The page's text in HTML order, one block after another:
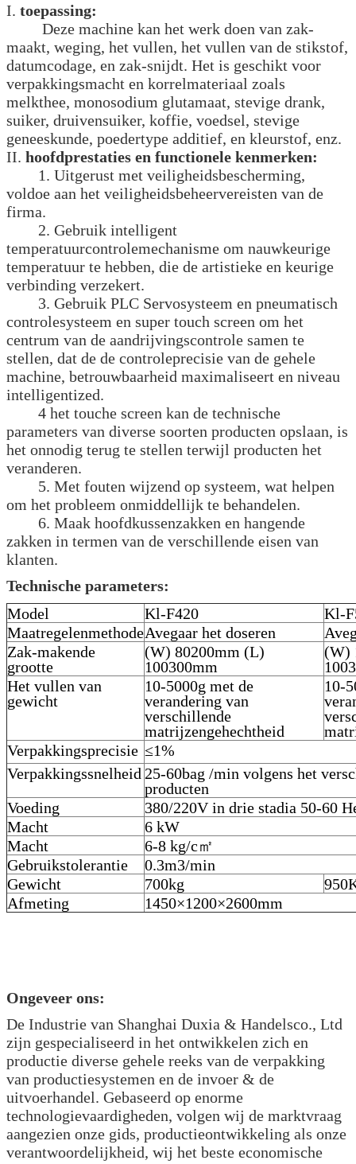
I. toepassing:
Deze machine kan het werk doen van zak-
maakt, weging, het vullen, het vullen van de stikstof,
datumcodage, en zak-snijdt. Het is geschikt voor
verpakkingsmacht en korrelmateriaal zoals
melkthee, monosodium glutamaat, stevige drank,
suiker, druivensuiker, koffie, voedsel, stevige
geneeskunde, poedertype additief, en kleurstof, enz.
II. hoofdprestaties en functionele kenmerken:
1. Uitgerust met veiligheidsbescherming,
voldoe aan het veiligheidsbeheervereisten van de
firma.
2. Gebruik intelligent
temperatuurcontrolemechanisme om nauwkeurige
temperatuur te hebben, die de artistieke en keurige
verbinding verzekert.
3. Gebruik PLC Servosysteem en pneumatisch
controlesysteem en super touch screen om het
centrum van de aandrijvingscontrole samen te
stellen, dat de de controleprecisie van de gehele
machine, betrouwbaarheid maximaliseert en niveau
intelligentized.
4 het touche screen kan de technische
parameters van diverse soorten producten opslaan, is
het onnodig terug te stellen terwijl producten het
veranderen.
5. Met fouten wijzend op systeem, wat helpen
om het probleem onmiddellijk te behandelen.
6. Maak hoofdkussenzakken en hangende
zakken in termen van de verschillende eisen van
klanten.
Technische parameters:
Model
Kl-F420
Kl-
MaatregelenmethodeAvegaar het doseren
Zak-makende
grootte
(W) 80200mm (L)
100300mm
(W)
Het vullen van
gewicht
10-5000g met de
verandering van
verschillende
matrijzengehechtheid
10-
Verpakkingsprecisie ≤1%
Verpakkingssnelheid 25-60bag /min volgens het
producten
Voeding
380/220V in drie stadia 50-60
Macht
6 kW
Macht
6-8 kg/c㎡
Gebruikstolerantie
0.3m3/min
Gewicht
700kg
Afmeting
1450×1200×2600mm
Ongeveer ons:
De Industrie van Shanghai Duxia & Handelsco., Ltd
zijn gespecialiseerd in het ontwikkelen zich en
productie diverse gehele reeks van de verpakking
van productiesystemen en de invoer & de
uitvoerhandel. Gebaseerd op enorme
technologievaardigheden, volgen wij de marktvraag
aangezien onze gids, productieontwikkeling als onze
verantwoordelijkheid, wij het beste economische